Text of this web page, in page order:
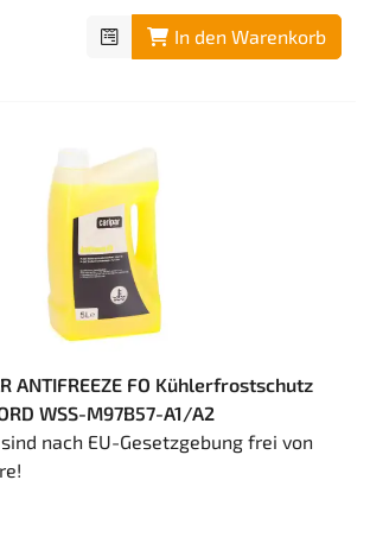
In den Warenkorb
ANTIFREEZE FO Kühlerfrostschutz
WSS-M97B57-A1/A2
nach EU-Gesetzgebung frei von